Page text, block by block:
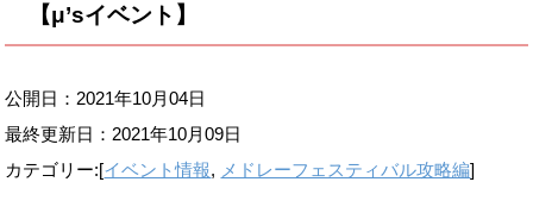
【μ’sイベント】
公開日：2021年10月04日
最終更新日： 2021年10月09日
カテゴリー:[イベント情報, メドレーフェスティバル攻略編]